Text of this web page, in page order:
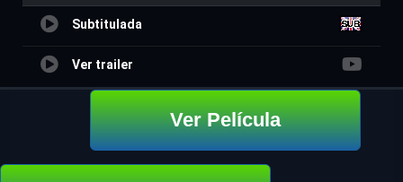
Subtitulada
Ver trailer
Ver Película